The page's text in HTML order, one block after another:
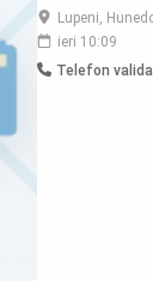
activitate în
sistem de 3
Salariu: 4100 lei
+ O masa calda
Lupeni,
ieri 10:09
Telefon